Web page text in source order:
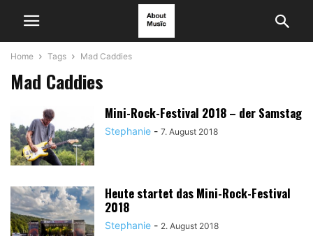
Home Tags Mad Caddies
Mad Caddies
Mini-Rock-Festival 2018 – der Samstag
Stephanie - 7. August 2018
Heute startet das Mini-Rock-Festival
2018
Stephanie - 2. August 2018